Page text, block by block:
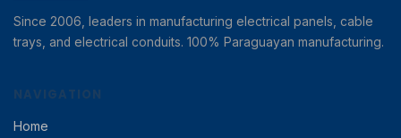
Since 2006, leaders in manufacturing electrical panels, cable
trays, and electrical conduits. 100% Paraguayan manufacturing.
NAVIGATION
Home